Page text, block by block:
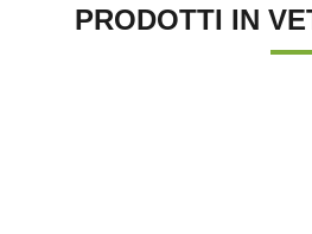
PRODOTTI IN